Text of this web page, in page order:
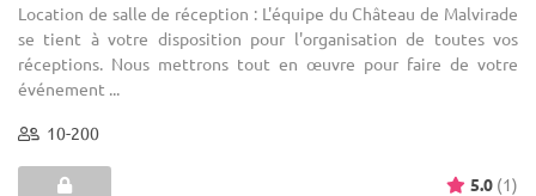
Location de salle de réception : L'équipe du Château de Malvirade
se tient à votre disposition pour l'organisation de toutes vos
réceptions. Nous mettrons tout en œuvre pour faire de votre
événement ...
10-200
5.0 (1)